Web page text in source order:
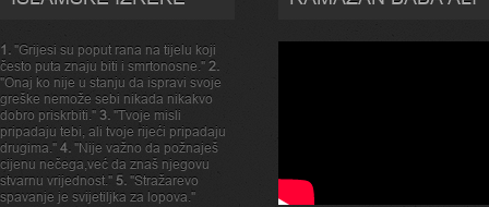
1. "Grijesi su poput rana na tijelu koji
često puta znaju biti i smrtonosne." 2.
"Onaj ko nije u stanju da ispravi svoje
greške nemože sebi nikada nikakvo
dobro priskrbiti." 3. "Tvoje misli
pripadaju tebi, ali tvoje rijeći pripadaju
drugima." 4. "Nije važno da požnaješ
cijenu nečega,već da znaš njegovu
stvarnu vrijednost." 5. "Stražarevo
spavanje je svijetiljka za lopova."